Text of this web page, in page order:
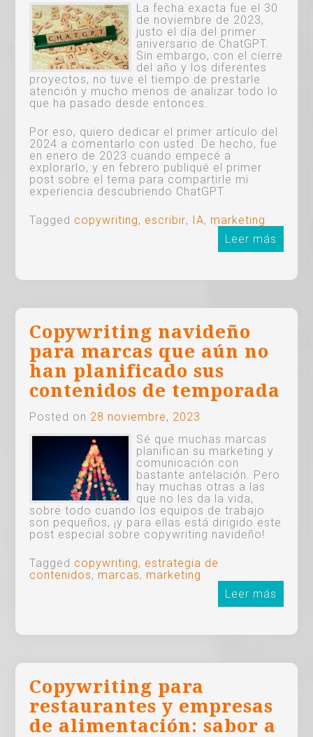
La fecha exacta fue el 30
de noviembre de 2023,
justo el día del primer
aniversario de ChatGPT.
Sin embargo, con el cierre
del año y los diferentes
proyectos, no tuve el tiempo de prestarle
atención y mucho menos de analizar todo lo
que ha pasado desde entonces.
Por eso, quiero dedicar el primer artículo del
2024 a comentarlo con usted. De hecho, fue
en enero de 2023 cuando empecé a
explorarlo, y en febrero publiqué el primer
post sobre el tema para compartirle mi
experiencia descubriendo ChatGPT.
Tagged copywriting, escribir, IA, marketing
Leer más
Copywriting navideño
para marcas que aún no
han planificado sus
contenidos de temporada
Posted on 28 noviembre, 2023
Sé que muchas marcas
planifican su marketing y
comunicación con
bastante antelación. Pero
hay muchas otras a las
que no les da la vida,
sobre todo cuando los equipos de trabajo
son pequeños, ¡y para ellas está dirigido este
post especial sobre copywriting navideño!
Tagged copywriting, estrategia de
contenidos, marcas, marketing
Leer más
Copywriting para
restaurantes y empresas
de alimentación: sabor a